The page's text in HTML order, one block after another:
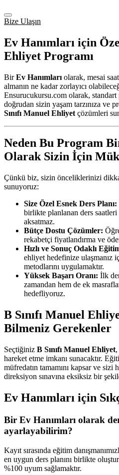
Bize Ulaşın
Ev Hanımları için
Ehliyet Programı
BirEv Hanımları olarak, mesai
almanın ne kadar zorlayıcı
Ensurucukursu.com olarak, standart
doğrudan sizin yaşam tarzınıza ve
Sınıfı Manuel Ehliyet çözümleri
Neden Bu Program
Olarak Sizin İçin
Çünkü biz, sizin önceliklerinizi
sunuyoruz:
Size Özel Esnek Ders Planı:
birlikte planlanan ders saatleri
aksatmaz.
Bütçe Dostu Çözümler:
rekabetçi fiyatlandırma ve
Hızlı ve Sonuç Odaklı
ehliyet hedefinize ulaşmanız
metodlarını uygulamaktır.
Yüksek Başarı Oranı: İlk
zamandan hem de ek
hedefliyoruz.
B Sınıfı Manuel
Bilmeniz Gerekenler
Seçtiğiniz B Sınıfı Manuel Ehliyet
hareket etme imkanı sunacaktır.
müfredatın tamamını kapsar ve sizi
direksiyon sınavına eksiksiz bir
Ev Hanımları için
Bir Ev Hanımları olarak
ayarlayabilirim?
Kayıt sırasında eğitim
en uygun ders planını birlikte
%100 uyum sağlamaktır.